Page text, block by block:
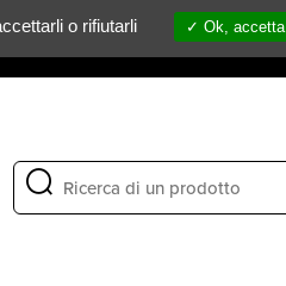
NOTIZIE / MOSTRE
o rifiutarli Ok,